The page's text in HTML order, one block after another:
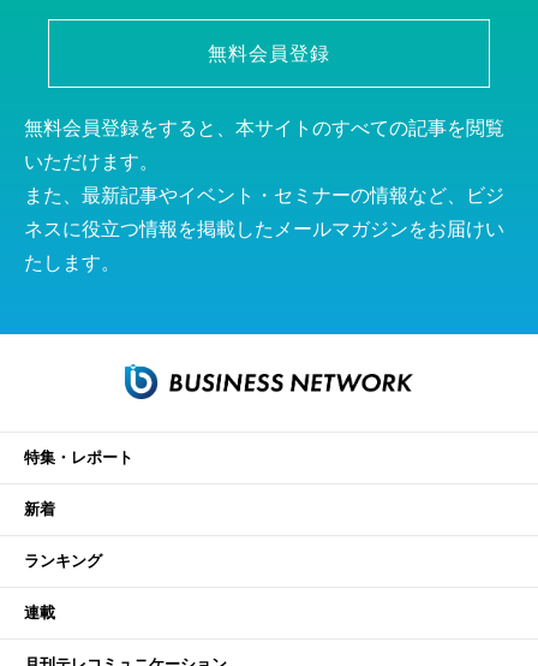
無料会員登録
無料会員登録をすると、本サイトのすべての記事を閲覧
いただけます。
また、最新記事やイベント・セミナーの情報など、ビジ
ネスに役立つ情報を掲載したメールマガジンをお届けい
たします。
特集・レポート
新着
ランキング
連載